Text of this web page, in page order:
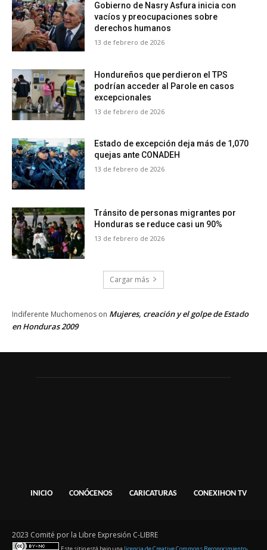
Gobierno de Nasry Asfura inicia con
vacíos y preocupaciones sobre
derechos humanos
13 de febrero de 2026
Hondureños que perdieron el TPS
podrían acceder al Parole en casos
excepcionales
13 de febrero de 2026
Estado de excepción deja más de 1,070
quejas ante CONADEH
13 de febrero de 2026
Tránsito de personas migrantes por
Honduras se reduce casi un 90%
13 de febrero de 2026
Cargar más
Indiferente Muchomenos on Mujeres, creación y el golpe de Estado
en Honduras 2009
INICIO CONÓCENOS CARICATURAS CONEXIHON TV
2023 Comité por la Libre Expresión C-LIBRE
Este sitio está bajo una licencia de Creative Commons Reconocimiento-